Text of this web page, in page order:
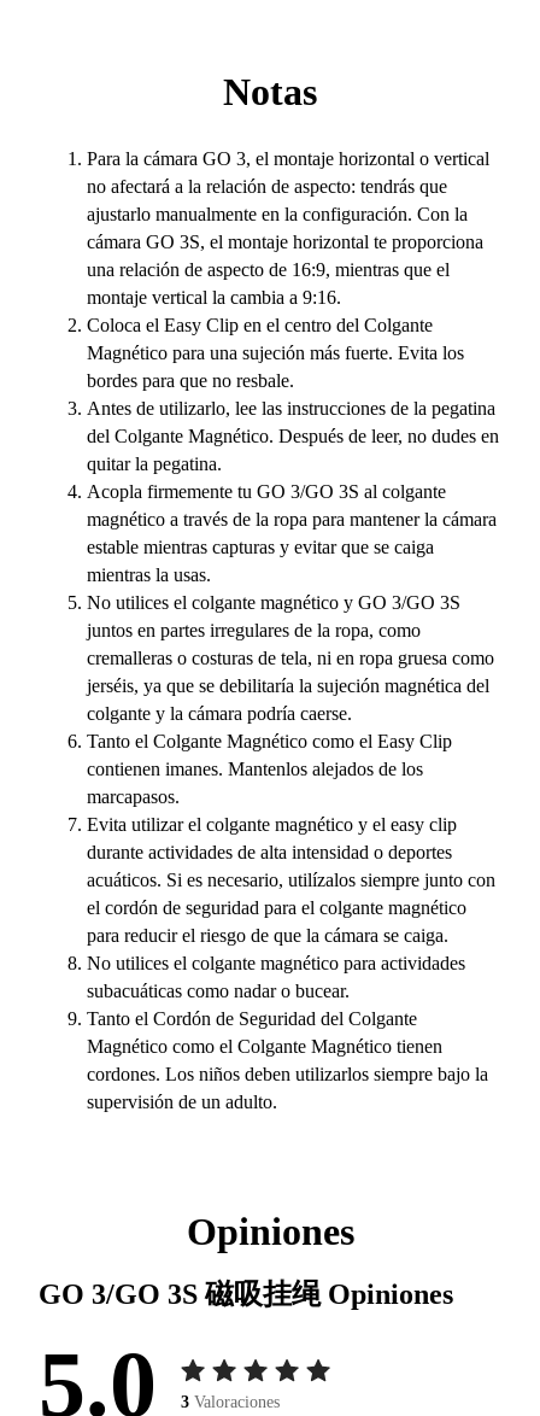
Notas
Para la cámara GO 3, el montaje horizontal o vertical
no afectará a la relación de aspecto: tendrás que
ajustarlo manualmente en la configuración. Con la
cámara GO 3S, el montaje horizontal te proporciona
una relación de aspecto de 16:9, mientras que el
montaje vertical la cambia a 9:16.
Coloca el Easy Clip en el centro del Colgante
Magnético para una sujeción más fuerte. Evita los
bordes para que no resbale.
Antes de utilizarlo, lee las instrucciones de la pegatina
del Colgante Magnético. Después de leer, no dudes en
quitar la pegatina.
Acopla firmemente tu GO 3/GO 3S al colgante
magnético a través de la ropa para mantener la cámara
estable mientras capturas y evitar que se caiga
mientras la usas.
No utilices el colgante magnético y GO 3/GO 3S
juntos en partes irregulares de la ropa, como
cremalleras o costuras de tela, ni en ropa gruesa como
jerséis, ya que se debilitaría la sujeción magnética del
colgante y la cámara podría caerse.
Tanto el Colgante Magnético como el Easy Clip
contienen imanes. Mantenlos alejados de los
marcapasos.
Evita utilizar el colgante magnético y el easy clip
durante actividades de alta intensidad o deportes
acuáticos. Si es necesario, utilízalos siempre junto con
el cordón de seguridad para el colgante magnético
para reducir el riesgo de que la cámara se caiga.
No utilices el colgante magnético para actividades
subacuáticas como nadar o bucear.
Tanto el Cordón de Seguridad del Colgante
Magnético como el Colgante Magnético tienen
cordones. Los niños deben utilizarlos siempre bajo la
supervisión de un adulto.
Opiniones
GO 3/GO 3S 磁吸挂绳 Opiniones
5.0 3 Valoraciones